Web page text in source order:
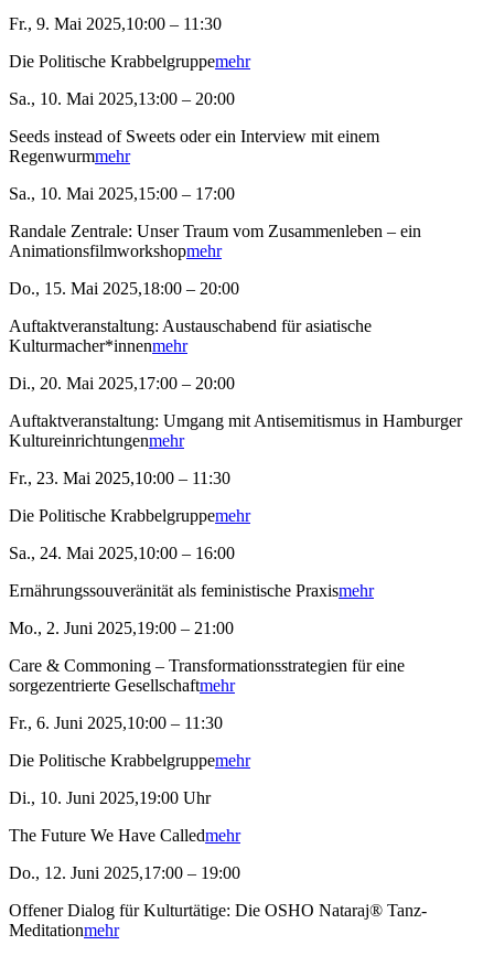
Fr., 9. Mai 2025,10:00 – 11:30
Die Politische Krabbelgruppemehr
Sa., 10. Mai 2025,13:00 – 20:00
Seeds instead of Sweets oder ein Interview mit einem
Regenwurmmehr
Sa., 10. Mai 2025,15:00 – 17:00
Randale Zentrale: Unser Traum vom Zusammenleben – ein
Animationsfilmworkshopmehr
Do., 15. Mai 2025,18:00 – 20:00
Auftaktveranstaltung: Austauschabend für asiatische
Kulturmacher*innenmehr
Di., 20. Mai 2025,17:00 – 20:00
Auftaktveranstaltung: Umgang mit Antisemitismus in Hamburger
Kultureinrichtungenmehr
Fr., 23. Mai 2025,10:00 – 11:30
Die Politische Krabbelgruppemehr
Sa., 24. Mai 2025,10:00 – 16:00
Ernährungssouveränität als feministische Praxismehr
Mo., 2. Juni 2025,19:00 – 21:00
Care & Commoning – Transformationsstrategien für eine
sorgezentrierte Gesellschaftmehr
Fr., 6. Juni 2025,10:00 – 11:30
Die Politische Krabbelgruppemehr
Di., 10. Juni 2025,19:00 Uhr
The Future We Have Calledmehr
Do., 12. Juni 2025,17:00 – 19:00
Offener Dialog für Kulturtätige: Die OSHO Nataraj® Tanz-
Meditationmehr